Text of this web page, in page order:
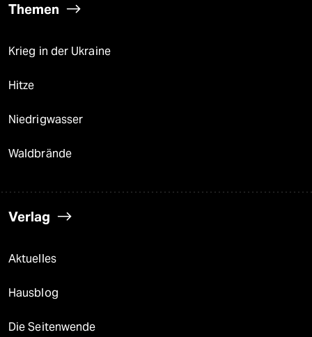
Themen
Krieg in der Ukraine
Hitze
Niedrigwasser
Waldbrände
Verlag
Aktuelles
Hausblog
Die Seitenwende